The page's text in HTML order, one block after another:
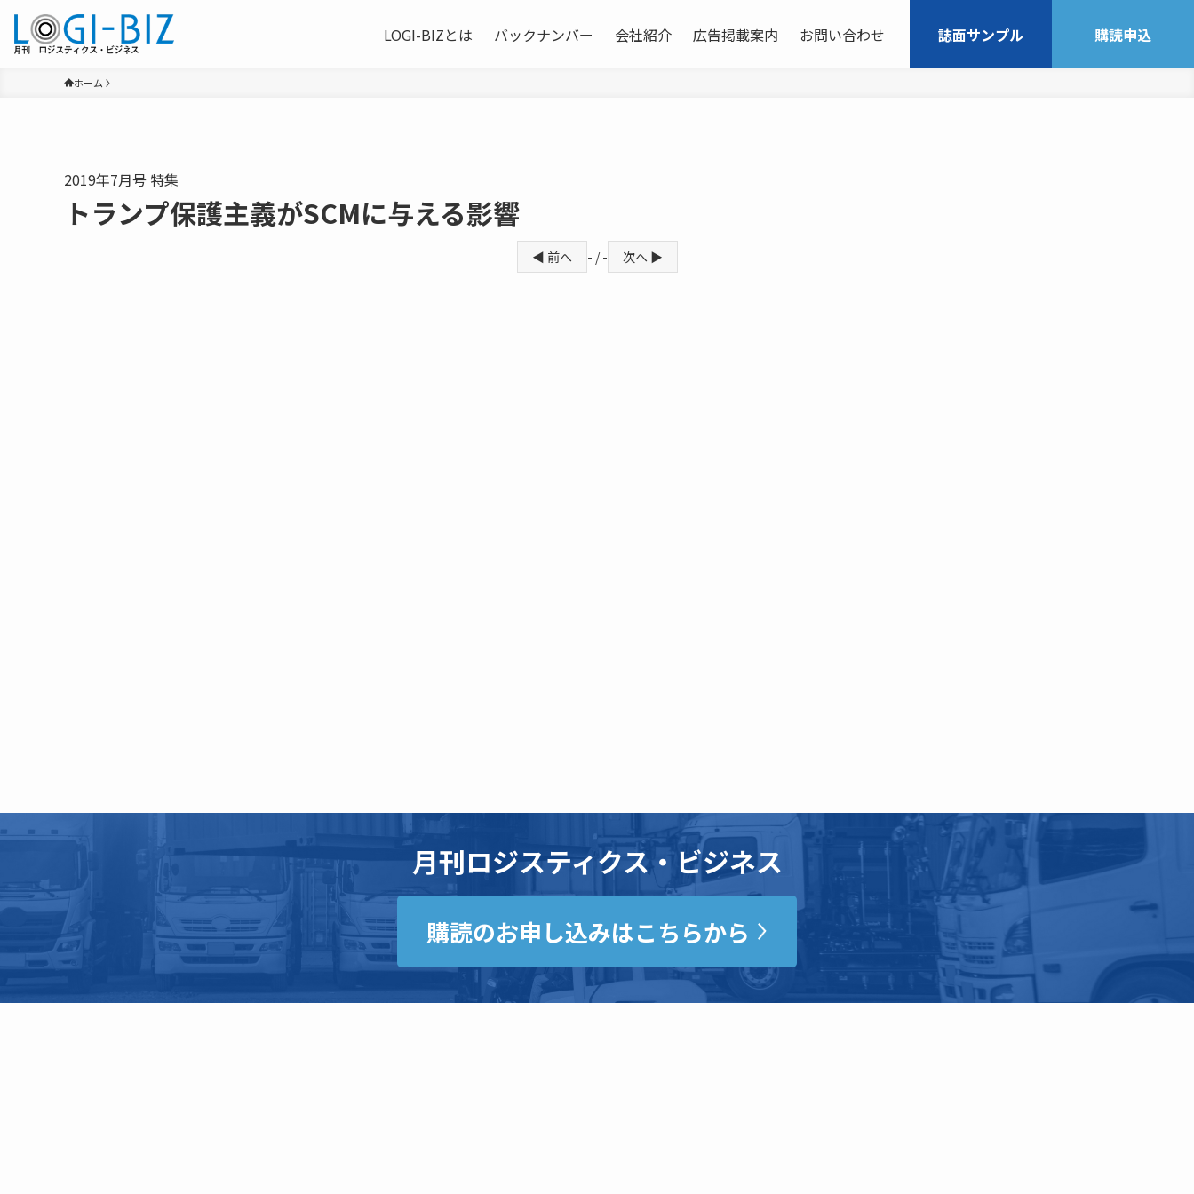
LOGI-BIZとは バックナンバー 会社紹介 広告掲載案内 お問い合わせ 誌面サンプル 購読申込
ホーム
2019年7月号 特集
トランプ保護主義がSCMに与える影響
◀ 前へ - / - 次へ ▶
月刊ロジスティクス・ビジネス
購読のお申し込みはこちらから